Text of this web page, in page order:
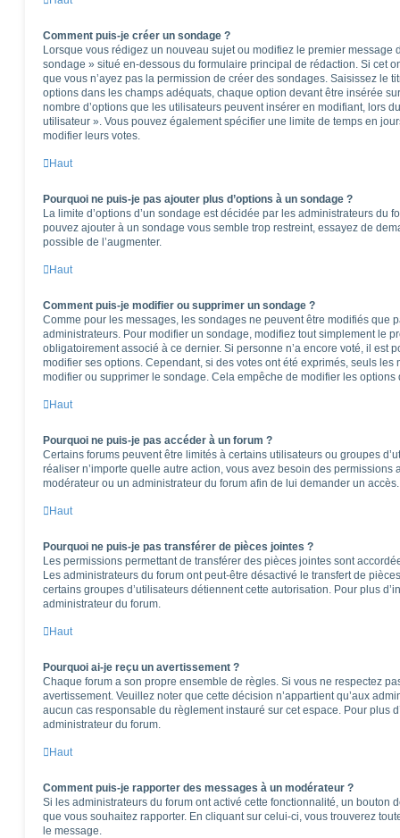
Comment puis-je créer un sondage ?
Lorsque vous rédigez un nouveau sujet ou modifiez le premier message
sondage » situé en-dessous du formulaire principal de rédaction. Si cet
que vous n’ayez pas la permission de créer des sondages. Saisissez le
options dans les champs adéquats, chaque option devant être insérée
nombre d’options que les utilisateurs peuvent insérer en modifiant, lors
utilisateur ». Vous pouvez également spécifier une limite de temps en
modifier leurs votes.
Haut
Pourquoi ne puis-je pas ajouter plus d’options à un sondage ?
La limite d’options d’un sondage est décidée par les administrateurs du
pouvez ajouter à un sondage vous semble trop restreint, essayez de
possible de l’augmenter.
Haut
Comment puis-je modifier ou supprimer un sondage ?
Comme pour les messages, les sondages ne peuvent être modifiés que
administrateurs. Pour modifier un sondage, modifiez tout simplement le
obligatoirement associé à ce dernier. Si personne n’a encore voté, il est
modifier ses options. Cependant, si des votes ont été exprimés, seuls
modifier ou supprimer le sondage. Cela empêche de modifier les options
Haut
Pourquoi ne puis-je pas accéder à un forum ?
Certains forums peuvent être limités à certains utilisateurs ou groupes
réaliser n’importe quelle autre action, vous avez besoin des permissions
modérateur ou un administrateur du forum afin de lui demander un accès.
Haut
Pourquoi ne puis-je pas transférer de pièces jointes ?
Les permissions permettant de transférer des pièces jointes sont
Les administrateurs du forum ont peut-être désactivé le transfert de
certains groupes d’utilisateurs détiennent cette autorisation. Pour plus
administrateur du forum.
Haut
Pourquoi ai-je reçu un avertissement ?
Chaque forum a son propre ensemble de règles. Si vous ne respectez
avertissement. Veuillez noter que cette décision n’appartient qu’aux
aucun cas responsable du règlement instauré sur cet espace. Pour plus
administrateur du forum.
Haut
Comment puis-je rapporter des messages à un modérateur ?
Si les administrateurs du forum ont activé cette fonctionnalité, un bouton
que vous souhaitez rapporter. En cliquant sur celui-ci, vous trouverez
le message.